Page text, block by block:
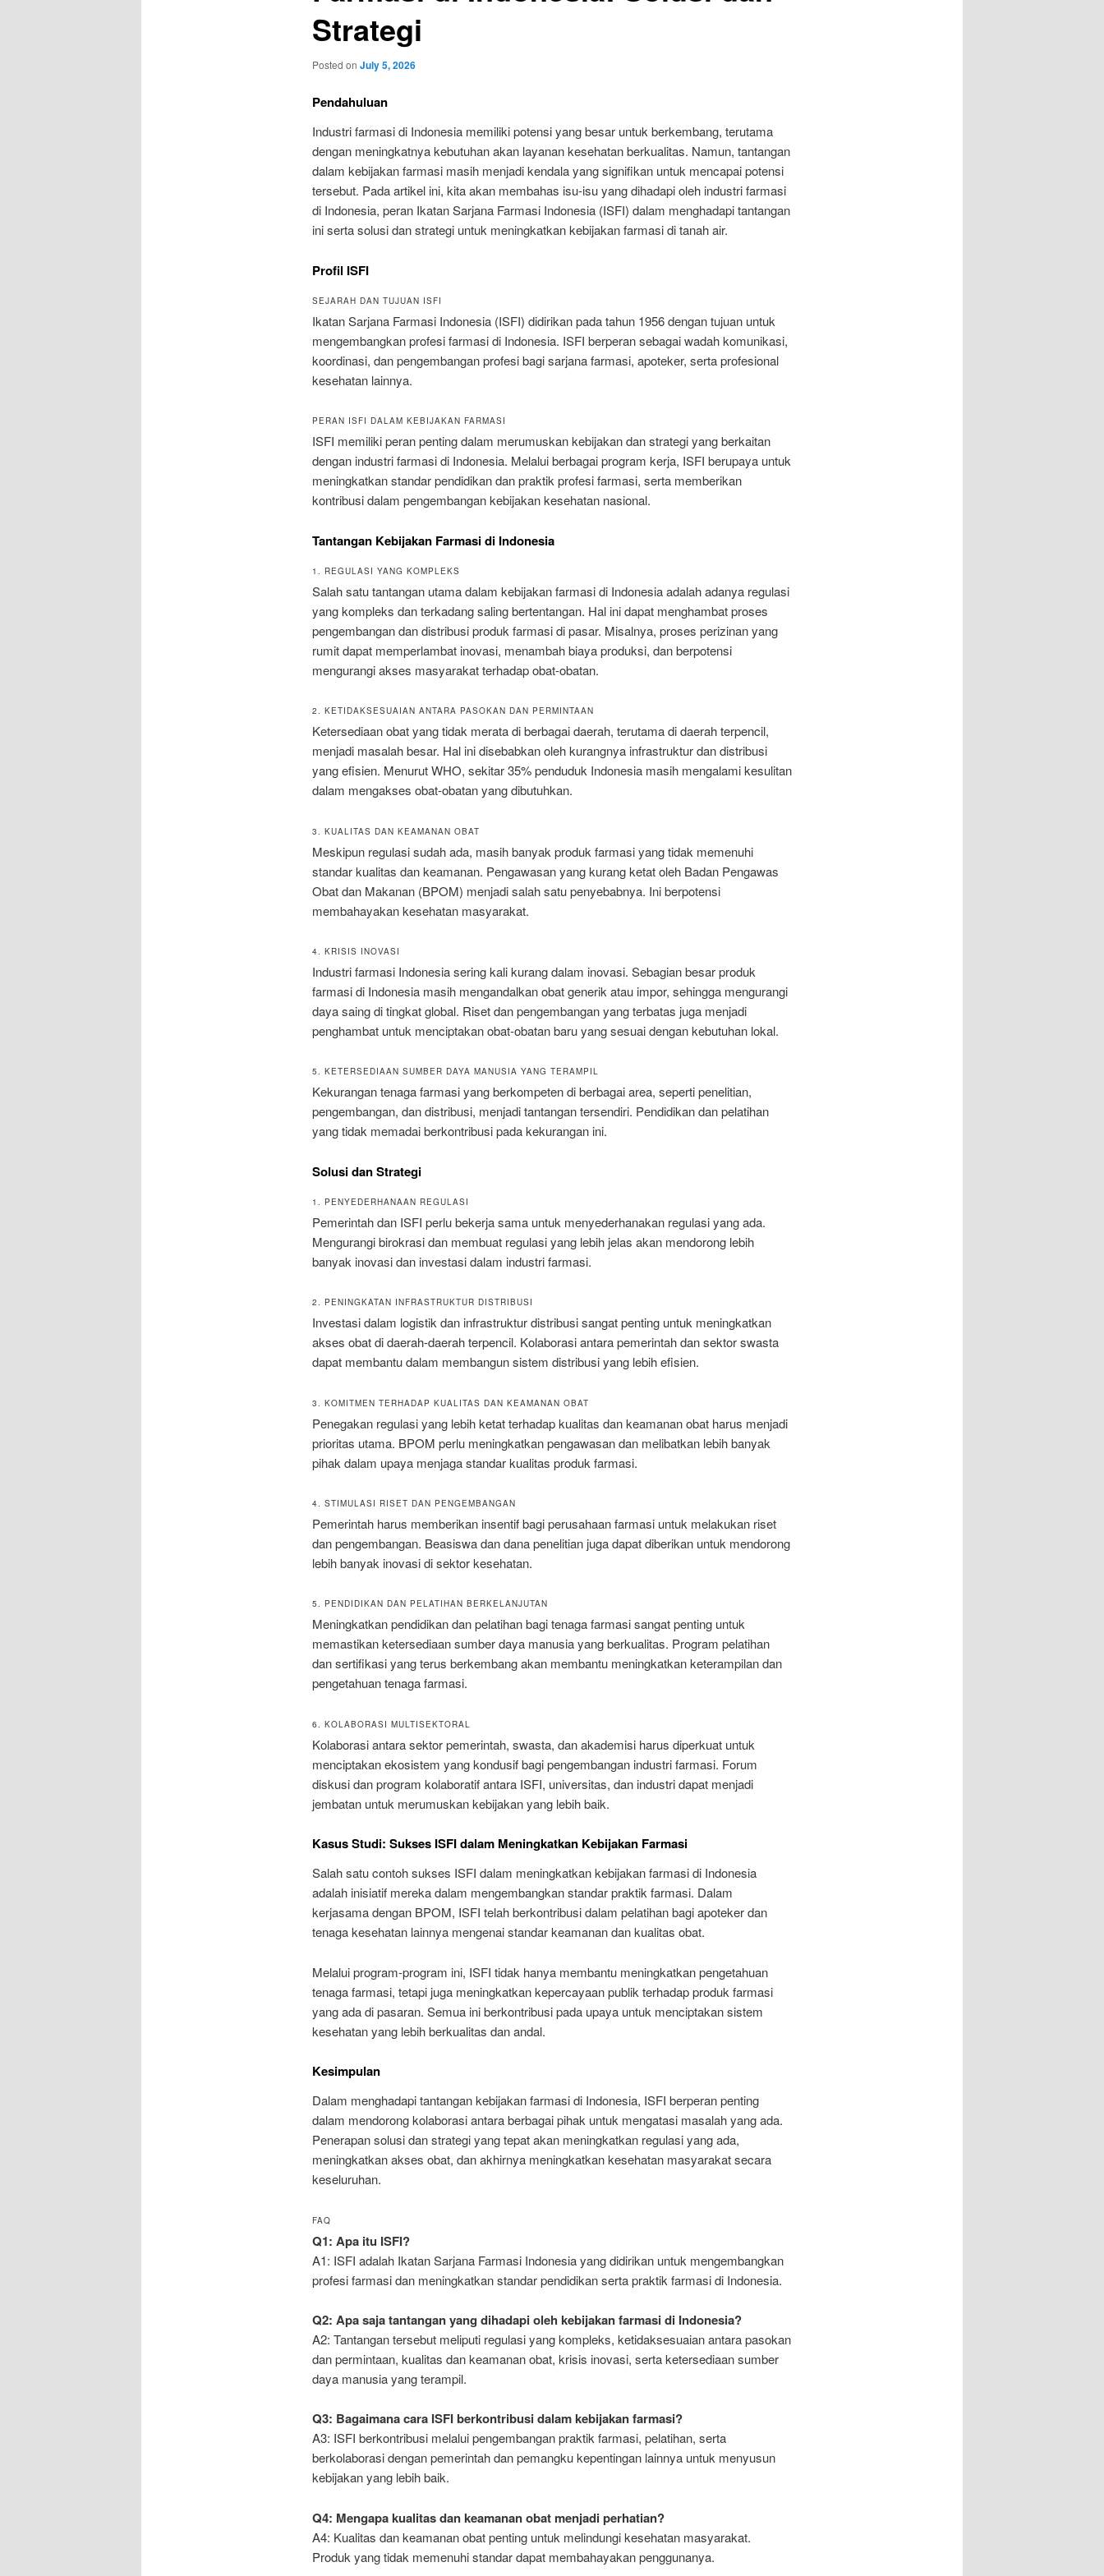
Strategi
Posted on July 5, 2026
Pendahuluan
Industri farmasi di Indonesia memiliki potensi yang besar untuk berkembang, terutama
dengan meningkatnya kebutuhan akan layanan kesehatan berkualitas. Namun, tantangan
dalam kebijakan farmasi masih menjadi kendala yang signifikan untuk mencapai potensi
tersebut. Pada artikel ini, kita akan membahas isu-isu yang dihadapi oleh industri farmasi
di Indonesia, peran Ikatan Sarjana Farmasi Indonesia (ISFI) dalam menghadapi tantangan
ini serta solusi dan strategi untuk meningkatkan kebijakan farmasi di tanah air.
Profil ISFI
SEJARAH DAN TUJUAN ISFI
Ikatan Sarjana Farmasi Indonesia (ISFI) didirikan pada tahun 1956 dengan tujuan untuk
mengembangkan profesi farmasi di Indonesia. ISFI berperan sebagai wadah komunikasi,
koordinasi, dan pengembangan profesi bagi sarjana farmasi, apoteker, serta profesional
kesehatan lainnya.
PERAN ISFI DALAM KEBIJAKAN FARMASI
ISFI memiliki peran penting dalam merumuskan kebijakan dan strategi yang berkaitan
dengan industri farmasi di Indonesia. Melalui berbagai program kerja, ISFI berupaya untuk
meningkatkan standar pendidikan dan praktik profesi farmasi, serta memberikan
kontribusi dalam pengembangan kebijakan kesehatan nasional.
Tantangan Kebijakan Farmasi di Indonesia
1. REGULASI YANG KOMPLEKS
Salah satu tantangan utama dalam kebijakan farmasi di Indonesia adalah adanya regulasi
yang kompleks dan terkadang saling bertentangan. Hal ini dapat menghambat proses
pengembangan dan distribusi produk farmasi di pasar. Misalnya, proses perizinan yang
rumit dapat memperlambat inovasi, menambah biaya produksi, dan berpotensi
mengurangi akses masyarakat terhadap obat-obatan.
2. KETIDAKSESUAIAN ANTARA PASOKAN DAN PERMINTAAN
Ketersediaan obat yang tidak merata di berbagai daerah, terutama di daerah terpencil,
menjadi masalah besar. Hal ini disebabkan oleh kurangnya infrastruktur dan distribusi
yang efisien. Menurut WHO, sekitar 35% penduduk Indonesia masih mengalami kesulitan
dalam mengakses obat-obatan yang dibutuhkan.
3. KUALITAS DAN KEAMANAN OBAT
Meskipun regulasi sudah ada, masih banyak produk farmasi yang tidak memenuhi
standar kualitas dan keamanan. Pengawasan yang kurang ketat oleh Badan Pengawas
Obat dan Makanan (BPOM) menjadi salah satu penyebabnya. Ini berpotensi
membahayakan kesehatan masyarakat.
4. KRISIS INOVASI
Industri farmasi Indonesia sering kali kurang dalam inovasi. Sebagian besar produk
farmasi di Indonesia masih mengandalkan obat generik atau impor, sehingga mengurangi
daya saing di tingkat global. Riset dan pengembangan yang terbatas juga menjadi
penghambat untuk menciptakan obat-obatan baru yang sesuai dengan kebutuhan lokal.
5. KETERSEDIAAN SUMBER DAYA MANUSIA YANG TERAMPIL
Kekurangan tenaga farmasi yang berkompeten di berbagai area, seperti penelitian,
pengembangan, dan distribusi, menjadi tantangan tersendiri. Pendidikan dan pelatihan
yang tidak memadai berkontribusi pada kekurangan ini.
Solusi dan Strategi
1. PENYEDERHANAAN REGULASI
Pemerintah dan ISFI perlu bekerja sama untuk menyederhanakan regulasi yang ada.
Mengurangi birokrasi dan membuat regulasi yang lebih jelas akan mendorong lebih
banyak inovasi dan investasi dalam industri farmasi.
2. PENINGKATAN INFRASTRUKTUR DISTRIBUSI
Investasi dalam logistik dan infrastruktur distribusi sangat penting untuk meningkatkan
akses obat di daerah-daerah terpencil. Kolaborasi antara pemerintah dan sektor swasta
dapat membantu dalam membangun sistem distribusi yang lebih efisien.
3. KOMITMEN TERHADAP KUALITAS DAN KEAMANAN OBAT
Penegakan regulasi yang lebih ketat terhadap kualitas dan keamanan obat harus menjadi
prioritas utama. BPOM perlu meningkatkan pengawasan dan melibatkan lebih banyak
pihak dalam upaya menjaga standar kualitas produk farmasi.
4. STIMULASI RISET DAN PENGEMBANGAN
Pemerintah harus memberikan insentif bagi perusahaan farmasi untuk melakukan riset
dan pengembangan. Beasiswa dan dana penelitian juga dapat diberikan untuk mendorong
lebih banyak inovasi di sektor kesehatan.
5. PENDIDIKAN DAN PELATIHAN BERKELANJUTAN
Meningkatkan pendidikan dan pelatihan bagi tenaga farmasi sangat penting untuk
memastikan ketersediaan sumber daya manusia yang berkualitas. Program pelatihan
dan sertifikasi yang terus berkembang akan membantu meningkatkan keterampilan dan
pengetahuan tenaga farmasi.
6. KOLABORASI MULTISEKTORAL
Kolaborasi antara sektor pemerintah, swasta, dan akademisi harus diperkuat untuk
menciptakan ekosistem yang kondusif bagi pengembangan industri farmasi. Forum
diskusi dan program kolaboratif antara ISFI, universitas, dan industri dapat menjadi
jembatan untuk merumuskan kebijakan yang lebih baik.
Kasus Studi: Sukses ISFI dalam Meningkatkan Kebijakan Farmasi
Salah satu contoh sukses ISFI dalam meningkatkan kebijakan farmasi di Indonesia
adalah inisiatif mereka dalam mengembangkan standar praktik farmasi. Dalam
kerjasama dengan BPOM, ISFI telah berkontribusi dalam pelatihan bagi apoteker dan
tenaga kesehatan lainnya mengenai standar keamanan dan kualitas obat.
Melalui program-program ini, ISFI tidak hanya membantu meningkatkan pengetahuan
tenaga farmasi, tetapi juga meningkatkan kepercayaan publik terhadap produk farmasi
yang ada di pasaran. Semua ini berkontribusi pada upaya untuk menciptakan sistem
kesehatan yang lebih berkualitas dan andal.
Kesimpulan
Dalam menghadapi tantangan kebijakan farmasi di Indonesia, ISFI berperan penting
dalam mendorong kolaborasi antara berbagai pihak untuk mengatasi masalah yang ada.
Penerapan solusi dan strategi yang tepat akan meningkatkan regulasi yang ada,
meningkatkan akses obat, dan akhirnya meningkatkan kesehatan masyarakat secara
keseluruhan.
FAQ
Q1: Apa itu ISFI?
A1: ISFI adalah Ikatan Sarjana Farmasi Indonesia yang didirikan untuk mengembangkan
profesi farmasi dan meningkatkan standar pendidikan serta praktik farmasi di Indonesia.
Q2: Apa saja tantangan yang dihadapi oleh kebijakan farmasi di Indonesia?
A2: Tantangan tersebut meliputi regulasi yang kompleks, ketidaksesuaian antara pasokan
dan permintaan, kualitas dan keamanan obat, krisis inovasi, serta ketersediaan sumber
daya manusia yang terampil.
Q3: Bagaimana cara ISFI berkontribusi dalam kebijakan farmasi?
A3: ISFI berkontribusi melalui pengembangan praktik farmasi, pelatihan, serta
berkolaborasi dengan pemerintah dan pemangku kepentingan lainnya untuk menyusun
kebijakan yang lebih baik.
Q4: Mengapa kualitas dan keamanan obat menjadi perhatian?
A4: Kualitas dan keamanan obat penting untuk melindungi kesehatan masyarakat.
Produk yang tidak memenuhi standar dapat membahayakan penggunanya.